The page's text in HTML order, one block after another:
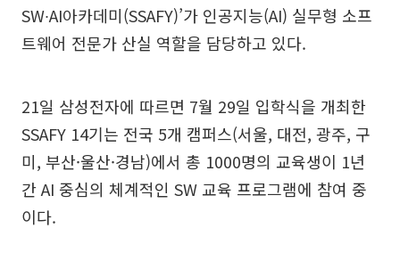
SW∙AI아카데미(SSAFY)’가 인공지능(AI) 실무형 소프
트웨어 전문가 산실 역할을 담당하고 있다.
21일 삼성전자에 따르면 7월 29일 입학식을 개최한
SSAFY 14기는 전국 5개 캠퍼스(서울, 대전, 광주, 구
미, 부산·울산·경남)에서 총 1000명의 교육생이 1년
간 AI 중심의 체계적인 SW 교육 프로그램에 참여 중
이다.